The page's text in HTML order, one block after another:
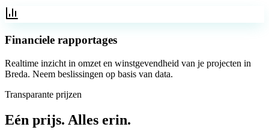
Financiele rapportages
Realtime inzicht in omzet en winstgevendheid van je projecten in
Breda. Neem beslissingen op basis van data.
Transparante prijzen
Eén prijs. Alles erin.